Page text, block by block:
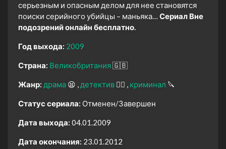
серьезным и опасным делом для нее становятся
поиски серийного убийцы – маньяка… Сериал Вне
подозрений онлайн бесплатно.
Год выхода: 2009
Страна: Великобритания🇬🇧
Жанр: драма 😫 детектив 🕵️‍♂️ криминал 🔪
Статус сериала: Отменен/Завершен
Дата выхода: 04.01.2009
Дата окончания: 23.01.2012